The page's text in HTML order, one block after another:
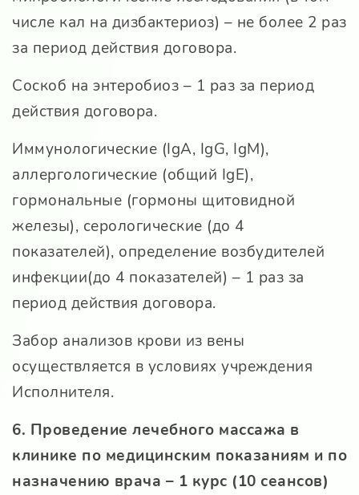
числе кал на дизбактериоз) – не более 2 раз
за период действия договора.
Соскоб на энтеробиоз – 1 раз за период
действия договора.
Иммунологические (IgA, IgG, IgM),
аллергологические (общий IgE),
гормональные (гормоны щитовидной
железы), серологические (до 4
показателей), определение возбудителей
инфекции(до 4 показателей) – 1 раз за
период действия договора.
Забор анализов крови из вены
осуществляется в условиях учреждения
Исполнителя.
6. Проведение лечебного массажа в
клинике по медицинским показаниям и по
назначению врача – 1 курс (10 сеансов)